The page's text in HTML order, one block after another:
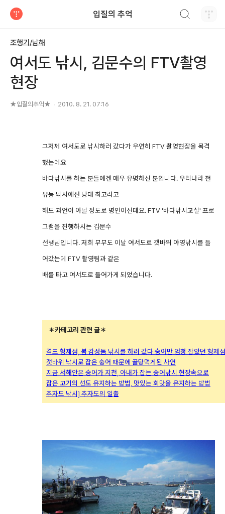
입질의 추억
조행기/남해
여서도 낚시, 김문수의 FTV촬영
현장
★입질의추억★ 2010. 8. 21. 07:16
그저께 여서도로 낚시하러 갔다가 우연히 FTV 촬영현장을 목격
했는데요
바다낚시를 하는 분들에겐 매우 유명하신 분입니다. 우리나라 전
유동 낚시에선 당대 최고라고
해도 과언이 아닐 정도로 명인이신데요. FTV '바다낚시교실' 프로
그램을 진행하시는 김문수
선생님입니다. 저희 부부도 이날 여서도로 갯바위 야영낚시를 들
어갔는데 FTV 촬영팀과 같은
배를 타고 여서도로 들어가게 되었습니다.
＊카테고리 관련 글＊
격포 형제섬, 봄 감성돔 낚시를 하러 갔다 숭어만 엄청 잡았던 형제섬
갯바위 낚시로 잡은 숭어 때문에 골탕먹게된 사연
지금 서해안은 숭어가 지천, 아내가 잡는 숭어낚시 현장속으로
잡은 고기의 선도 유지하는 방법, 맛있는 회맛을 유지하는 방법
추자도 낚시] 추자도의 일출